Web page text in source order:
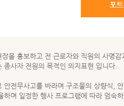
을 홍보하고 전 근로자와 직원의 사명
종사자 전원의 목적인 의지표현 입니다.
안전무사고를 바라며 구조물의 상량식,
하며 일정한 행사 프로그램에 따라 엄숙